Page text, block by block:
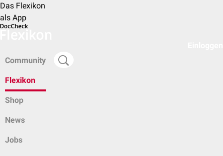
Das Flexikon
als App
Community
Flexikon
Shop
News
Jobs